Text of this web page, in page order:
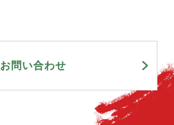
お問い合わせ